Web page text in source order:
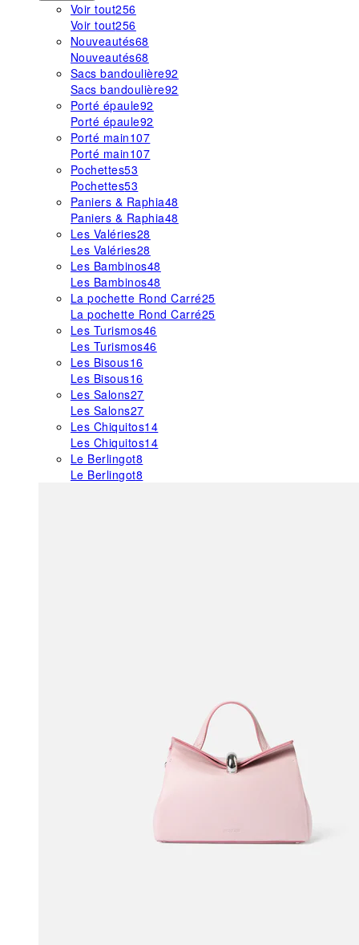
Voir tout256
Voir tout256
Nouveautés68
Nouveautés68
Sacs bandoulière92
Sacs bandoulière92
Porté épaule92
Porté épaule92
Porté main107
Porté main107
Pochettes53
Pochettes53
Paniers & Raphia48
Paniers & Raphia48
Les Valéries28
Les Valéries28
Les Bambinos48
Les Bambinos48
La pochette Rond Carré25
La pochette Rond Carré25
Les Turismos46
Les Turismos46
Les Bisous16
Les Bisous16
Les Salons27
Les Salons27
Les Chiquitos14
Les Chiquitos14
Le Berlingot8
Le Berlingot8